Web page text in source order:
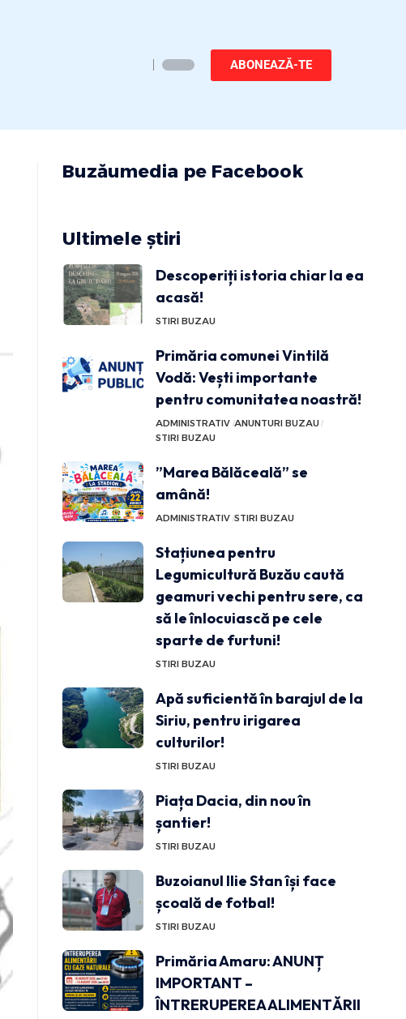
ABONEAZĂ-TE
Buzăumedia pe Facebook
Ultimele știri
Descoperiți istoria chiar la ea
acasă!
STIRI BUZAU
Primăria comunei Vintilă
Vodă: Vești importante
pentru comunitatea noastră!
ADMINISTRATIV ANUNTURI BUZAU
STIRI BUZAU
”Marea Bălăceală” se
amână!
ADMINISTRATIV STIRI BUZAU
Stațiunea pentru
Legumicultură Buzău caută
geamuri vechi pentru sere, ca
să le înlocuiască pe cele
sparte de furtuni!
STIRI BUZAU
Apă suficientă în barajul de la
Siriu, pentru irigarea
culturilor!
STIRI BUZAU
Piața Dacia, din nou în
șantier!
STIRI BUZAU
Buzoianul Ilie Stan își face
școală de fotbal!
STIRI BUZAU
Primăria Amaru: ANUNȚ
IMPORTANT –
ÎNTRERUPEREA ALIMENTĂRII